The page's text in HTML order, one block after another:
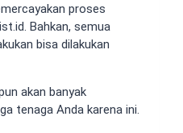
proses
Bahkan, semua
bisa dilakukan
akan banyak
tenaga Anda karena ini.